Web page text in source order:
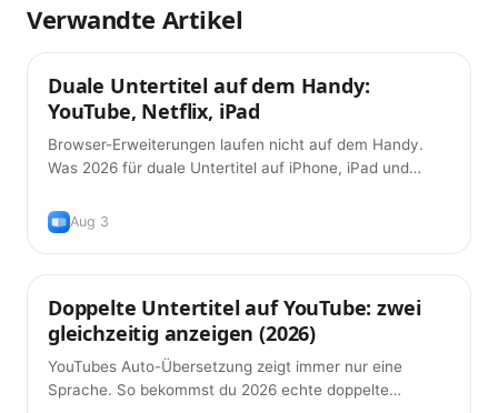
Verwandte Artikel
Tipps
Duale Untertitel auf dem Handy:
YouTube, Netflix, iPad
Browser-Erweiterungen laufen nicht auf dem Handy.
Was 2026 für duale Untertitel auf iPhone, iPad und
Aug 3
Tipps
Doppelte Untertitel auf YouTube: zwei
gleichzeitig anzeigen (2026)
YouTubes Auto-Übersetzung zeigt immer nur eine
Sprache. So bekommst du 2026 echte doppelte